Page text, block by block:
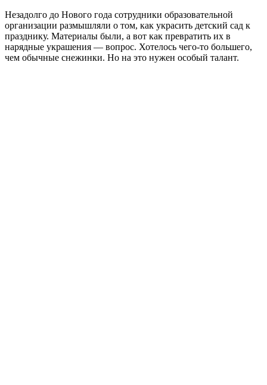
Незадолго до Нового года сотрудники образовательной
организации размышляли о том, как украсить детский сад к
празднику. Материалы были, а вот как превратить их в
нарядные украшения — вопрос. Хотелось чего-то большего,
чем обычные снежинки. Но на это нужен особый талант.